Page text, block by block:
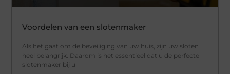
Voordelen van een slotenmaker
Als het gaat om de beveiliging van uw huis, zijn uw sloten
heel belangrijk. Daarom is het essentieel dat u de perfecte
slotenmaker bij u